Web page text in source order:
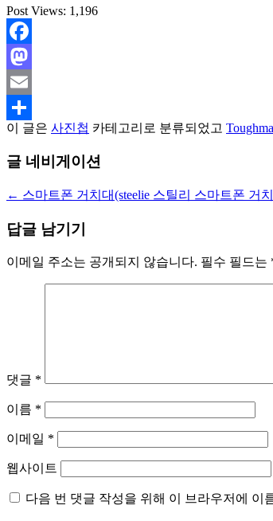
Post Views: 1,196
Facebook
Mastodon
Email
Share
이 글은 사진첩 카테고리로 분류되었고
글 네비게이션
← 스마트폰 거치대(steelie 스틸리 스마트폰 거
답글 남기기
이메일 주소는 공개되지 않습니다. 필수 필드는
댓글 *
이름 *
이메일 *
웹사이트
다음 번 댓글 작성을 위해 이 브라우저에 이